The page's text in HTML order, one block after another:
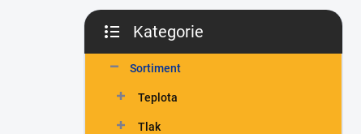
P
s
kategorie
Kategorie
Sortiment
Teplota
Tlak